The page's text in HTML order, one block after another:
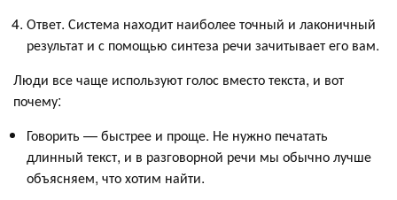
Ответ. Система находит наиболее точный и лаконичный
результат и с помощью синтеза речи зачитывает его вам.
Люди все чаще используют голос вместо текста, и вот
почему:
Говорить — быстрее и проще. Не нужно печатать
длинный текст, и в разговорной речи мы обычно лучше
объясняем, что хотим найти.